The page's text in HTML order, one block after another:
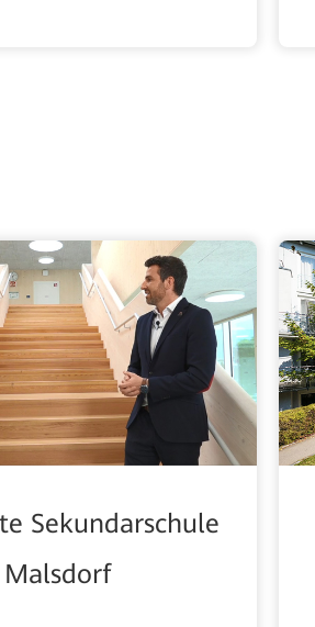
Sekundarschule
Malsdorf